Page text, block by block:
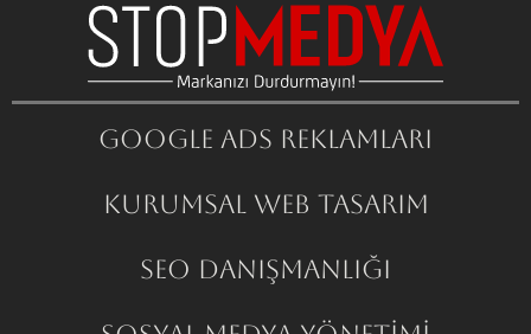
Google ADS Reklamları
Kurumsal Web Tasarım
SEO Danışmanlığı